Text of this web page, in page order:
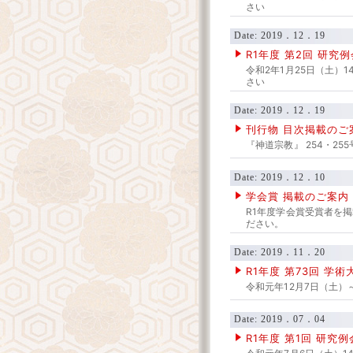
さい
Date: 2019．12．19
R1年度 第2回 研究
令和2年1月25日（土）
さい
Date: 2019．12．19
刊行物 目次掲載のご
『神道宗教』 254・
Date: 2019．12．10
学会賞 掲載のご案内
R1年度学会賞受賞者を
ださい。
Date: 2019．11．20
R1年度 第73回 学術
令和元年12月7日（土）
Date: 2019．07．04
R1年度 第1回 研究例